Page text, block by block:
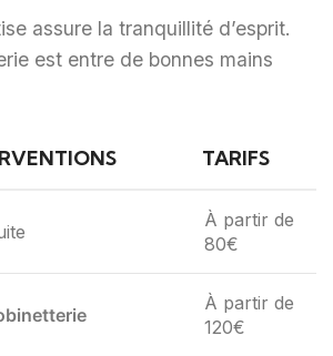
assure la tranquillité d’esprit.
est entre de bonnes mains
TARIFS
À partir de
80€
À partir de
120€